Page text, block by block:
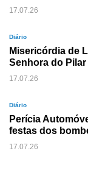
17.07.26
Diário
Misericórdia de
Senhora do
17.07.26
Diário
Perícia
festas dos
17.07.26